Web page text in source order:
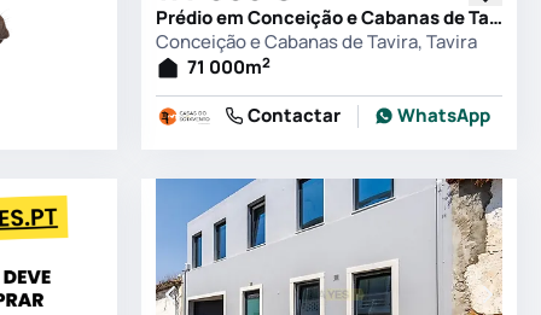
Prédio em Conceição e Cabanas de Tavira, Tavira
Conceição e Cabanas de Tavira, Tavira
71 000m2
Contactar WhatsApp